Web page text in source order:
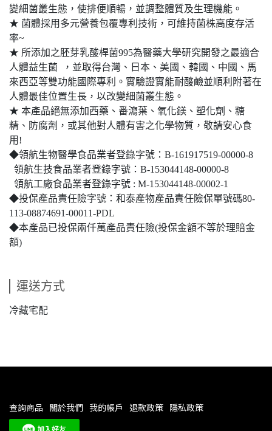
變細菌叢生態，使排便順暢，並調整體質及生理機能。
★ 菌體採用多元營養包覆專利技術，可維持菌株高度存活
率~
★ 所添加之胚芽乳酸桿菌995為醫藥大學研究開發之最適合
人體益生菌 ，並取得台灣、日本、美國、韓國、中國、馬
來西亞等雙功能國際專利。實驗證實能耐酸鹼並順利附著在
人體最佳位置生長，以改變細菌叢生態。
★ 本產品絕無添加西藥、番瀉葉、氧化鎂、塑化劑、糖
精、防腐劑，或其他對人體有害之化學物質，敬請安心食
用!
◆領航生物醫學食品業者登錄字號：B-161917519-00000-8
領航生技食品業者登錄字號：B-153044148-00000-8
領航工廠食品業者登錄字號 : M-153044148-00002-1
◆投保產品責任險字號：和泰產物產品責任險保單號碼80-
113-08874691-00011-PDL
◆本產品已投保兩仟萬產品責任險(投保金額不等於理賠金
額)
運送方式
冷藏宅配
查詢商品 關於我們 我的帳戶 退款政策 隱私政策